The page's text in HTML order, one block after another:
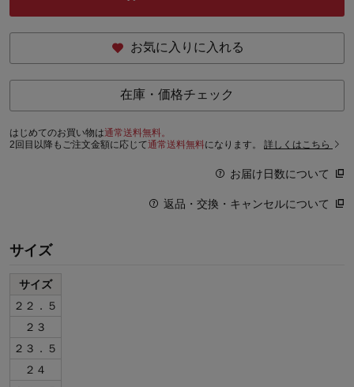
お気に入りに入れる
在庫・価格チェック
はじめてのお買い物は通常送料無料。
2回目以降もご注文金額に応じて通常送料無料になります。 詳しくはこちら
お届け日数について
返品・交換・キャンセルについて
サイズ
サイズ
２２．５
２３
２３．５
２４